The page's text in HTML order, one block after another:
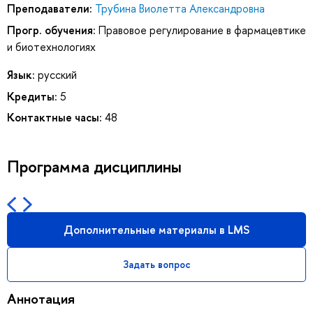
Преподаватели: Трубина Виолетта Александровна
Прогр. обучения: Правовое регулирование в фармацевтике
и биотехнологиях
Язык: русский
Кредиты: 5
Контактные часы: 48
Программа дисциплины
Дополнительные материалы в LMS
Задать вопрос
Аннотация